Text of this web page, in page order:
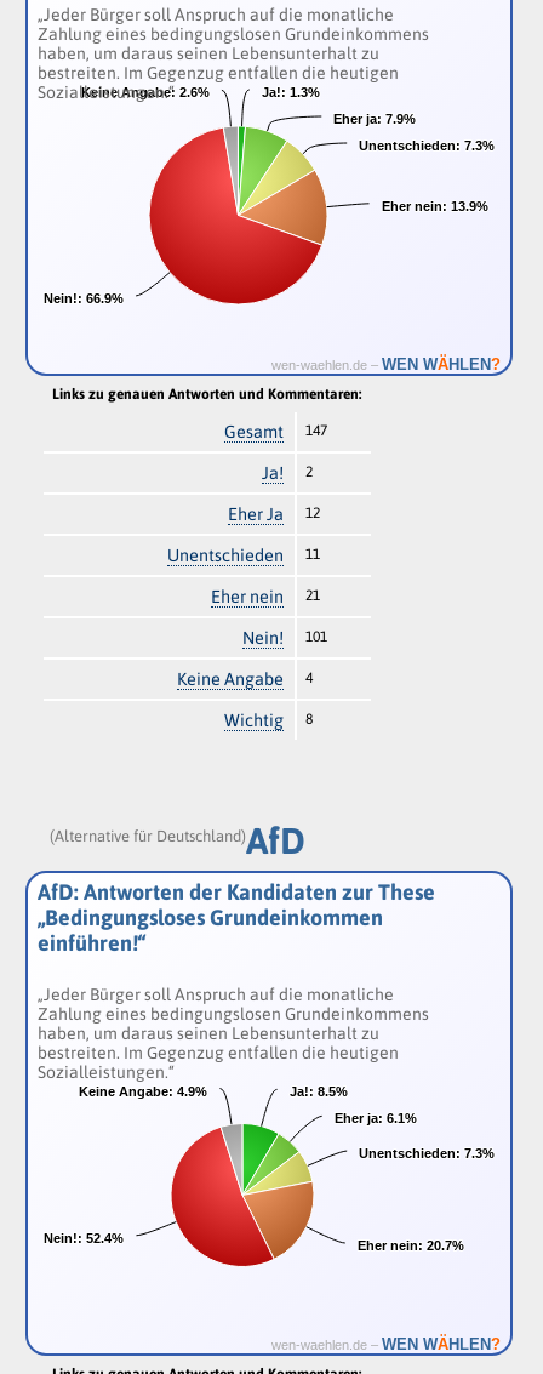
Ja!: 1.3%
Ja!: 1.3%
Eher ja: 7.9%
Eher ja: 7.9%
Unentschieden: 7.3%
Unentschieden: 7.3%
Eher nein: 13.9%
Eher nein: 13.9%
Nein!: 66.9%
Nein!: 66.9%
Keine Angabe: 2.6%
Keine Angabe: 2.6%
wen-waehlen.de – WEN WÄHLEN?
„Jeder Bürger soll Anspruch auf die monatliche
Zahlung eines bedingungslosen Grundeinkommens
haben, um daraus seinen Lebensunterhalt zu
bestreiten. Im Gegenzug entfallen die heutigen
Sozialleistungen.“
Links zu genauen Antworten und Kommentaren:
Gesamt 147
Ja! 2
Eher Ja 12
Unentschieden 11
Eher nein 21
Nein! 101
Keine Angabe 4
Wichtig 8
AfD
(Alternative für Deutschland)
Ja!: 8.5%
Ja!: 8.5%
Eher ja: 6.1%
Eher ja: 6.1%
Unentschieden: 7.3%
Unentschieden: 7.3%
Eher nein: 20.7%
Eher nein: 20.7%
Nein!: 52.4%
Nein!: 52.4%
Keine Angabe: 4.9%
Keine Angabe: 4.9%
wen-waehlen.de – WEN WÄHLEN?
AfD: Antworten der Kandidaten zur These
„Bedingungsloses Grundeinkommen
einführen!“
„Jeder Bürger soll Anspruch auf die monatliche
Zahlung eines bedingungslosen Grundeinkommens
haben, um daraus seinen Lebensunterhalt zu
bestreiten. Im Gegenzug entfallen die heutigen
Sozialleistungen.“